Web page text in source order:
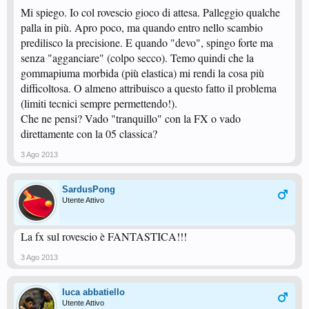
Mi spiego. Io col rovescio gioco di attesa. Palleggio qualche
palla in più. Apro poco, ma quando entro nello scambio
predilisco la precisione. E quando "devo", spingo forte ma
senza "agganciare" (colpo secco). Temo quindi che la
gommapiuma morbida (più elastica) mi rendi la cosa più
difficoltosa. O almeno attribuisco a questo fatto il problema
(limiti tecnici sempre permettendo!).
Che ne pensi? Vado "tranquillo" con la FX o vado
direttamente con la 05 classica?
3 Ago 2013
SardusPong
Utente Attivo
La fx sul rovescio è FANTASTICA!!!
3 Ago 2013
luca abbatiello
Utente Attivo